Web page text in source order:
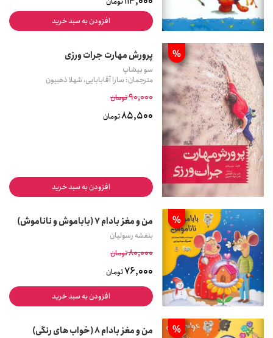
افزودن به سبد خرید
% پرورش مهارت جرات ورزی
سو بیشاپ
مترجمان: سارا آقابابایی، شهلا ذهبیون
90,000تومان
85,500تومان
افزودن به سبد خرید
% من و مغز بادام 7 (باباموش و ناناموش)
بنفشه رسولیان
80,000تومان
76,000تومان
افزودن به سبد خرید
% من و مغز بادام 8 (خواب های رنگی)